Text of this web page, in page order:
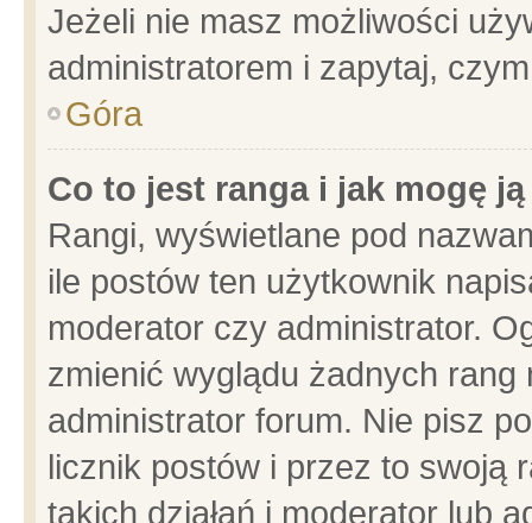
Jeżeli nie masz możliwości
administratorem i zapytaj,
Góra
Co to jest ranga i jak mogę
Rangi, wyświetlane pod
ile postów ten użytkownik
moderator czy administrator.
zmienić wyglądu żadnych
administrator forum. Nie pisz
licznik postów i przez to swoją
takich działań i moderator lub